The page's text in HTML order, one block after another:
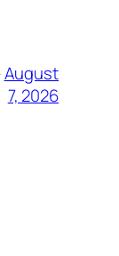
August
7, 2026